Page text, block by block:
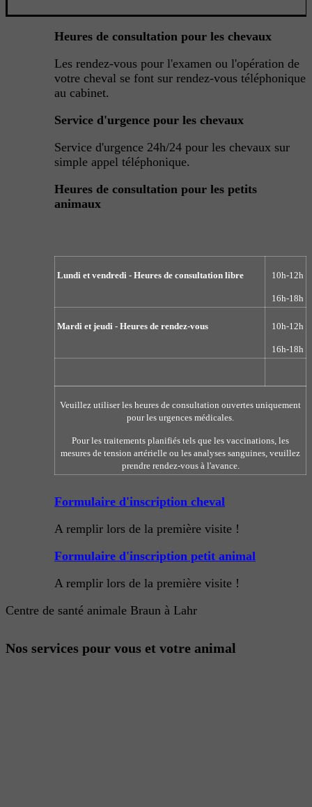
Heures de consultation pour les chevaux
Les rendez-vous pour l'examen ou l'opération de
votre cheval se font sur rendez-vous téléphonique
au cabinet.
Service d'urgence pour les chevaux
Service d'urgence 24h/24 pour les chevaux sur
simple appel téléphonique.
Heures de consultation pour les petits
animaux
Lundi et vendredi - Heures de consultation libre 10h-12h
16h-18h
Mardi et jeudi - Heures de rendez-vous 10h-12h
16h-18h
Veuillez utiliser les heures de consultation ouvertes uniquement
pour les urgences médicales.
Pour les traitements planifiés tels que les vaccinations, les
mesures de tension artérielle ou les analyses sanguines, veuillez
prendre rendez-vous à l'avance.
Formulaire d'inscription cheval
A remplir lors de la première visite !
Formulaire d'inscription petit animal
A remplir lors de la première visite !
Centre de santé animale Braun à Lahr
Nos services pour vous et votre animal